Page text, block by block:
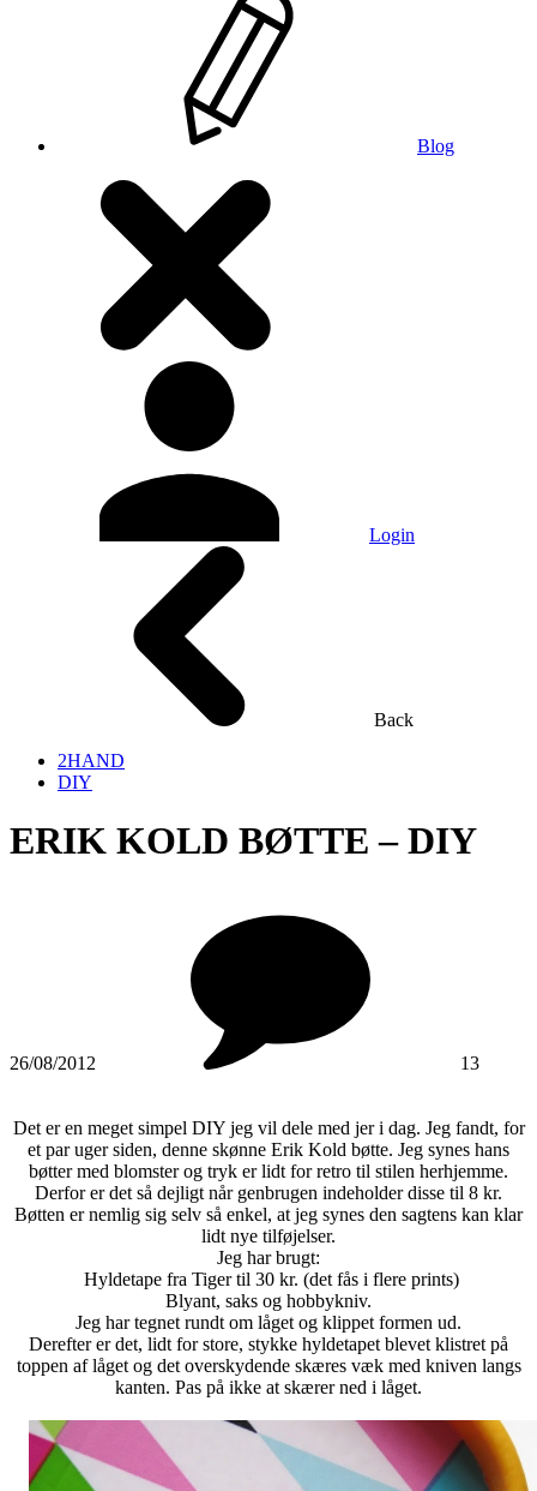
Blog
Login
Back
2HAND
DIY
ERIK KOLD BØTTE – DIY
26/08/2012 13
Det er en meget simpel DIY jeg vil dele med jer i dag. Jeg fandt, for
et par uger siden, denne skønne Erik Kold bøtte. Jeg synes hans
bøtter med blomster og tryk er lidt for retro til stilen herhjemme.
Derfor er det så dejligt når genbrugen indeholder disse til 8 kr.
Bøtten er nemlig sig selv så enkel, at jeg synes den sagtens kan klar
lidt nye tilføjelser.
Jeg har brugt:
Hyldetape fra Tiger til 30 kr. (det fås i flere prints)
Blyant, saks og hobbykniv.
Jeg har tegnet rundt om låget og klippet formen ud.
Derefter er det, lidt for store, stykke hyldetapet blevet klistret på
toppen af låget og det overskydende skæres væk med kniven langs
kanten. Pas på ikke at skærer ned i låget.